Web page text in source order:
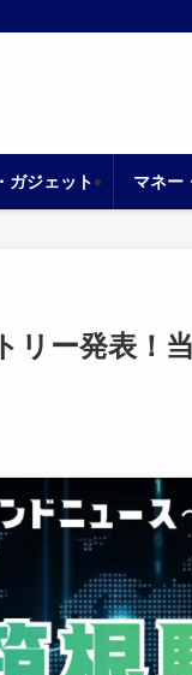
ガジェット マネー
リー発表！